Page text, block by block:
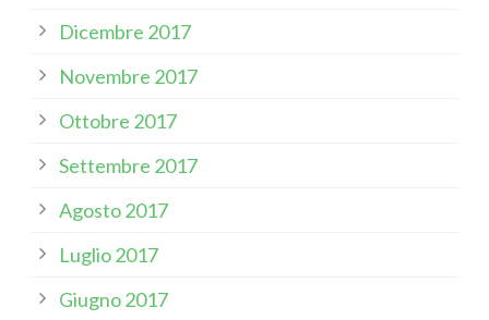
Dicembre 2017
Novembre 2017
Ottobre 2017
Settembre 2017
Agosto 2017
Luglio 2017
Giugno 2017